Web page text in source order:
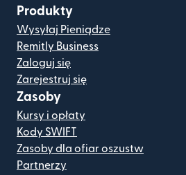
Produkty
Wysyłaj Pieniądze
Remitly Business
Zaloguj się
Zarejestruj się
Zasoby
Kursy i opłaty
Kody SWIFT
Zasoby dla ofiar oszustw
Partnerzy